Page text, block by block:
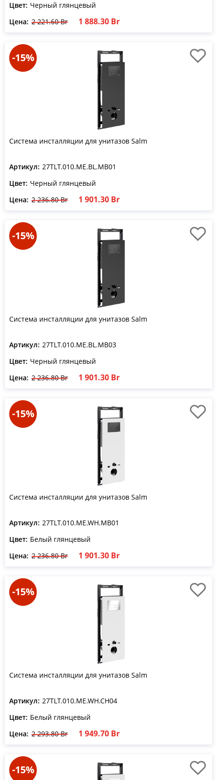
Цвет: Черный глянцевый
Цена: 2 221.60 Br 1 888.30 Br
-15%
Система инсталляции для унитазов Salm
Артикул: 27TLT.010.ME.BL.MB01
Цвет: Черный глянцевый
Цена: 2 236.80 Br 1 901.30 Br
-15%
Система инсталляции для унитазов Salm
Артикул: 27TLT.010.ME.BL.MB03
Цвет: Черный глянцевый
Цена: 2 236.80 Br 1 901.30 Br
-15%
Система инсталляции для унитазов Salm
Артикул: 27TLT.010.ME.WH.MB01
Цвет: Белый глянцевый
Цена: 2 236.80 Br 1 901.30 Br
-15%
Система инсталляции для унитазов Salm
Артикул: 27TLT.010.ME.WH.CH04
Цвет: Белый глянцевый
Цена: 2 293.80 Br 1 949.70 Br
-15%